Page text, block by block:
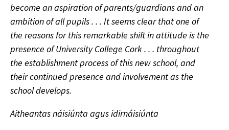
become an aspiration of parents/guardians and an
ambition of all pupils . . . It seems clear that one of
the reasons for this remarkable shift in attitude is the
presence of University College Cork . . . throughout
the establishment process of this new school, and
their continued presence and involvement as the
school develops.
Aitheantas náisiúnta agus idirnáisiúnta